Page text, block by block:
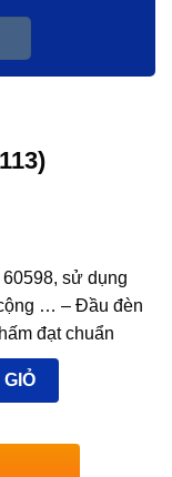
sử dụng
… – Đầu đèn
đạt chuẩn
sơn tĩnh điện trên
chống rỉ